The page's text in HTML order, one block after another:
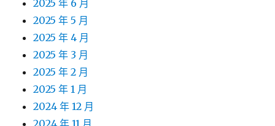
2025 年 6 月
2025 年 5 月
2025 年 4 月
2025 年 3 月
2025 年 2 月
2025 年 1 月
2024 年 12 月